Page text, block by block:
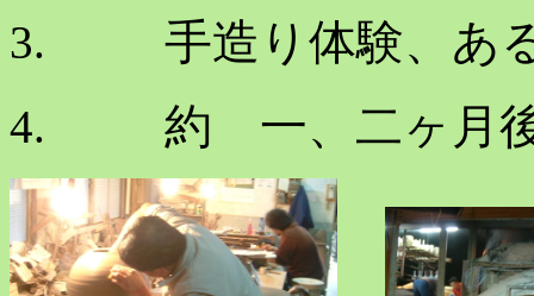
手造り体験、ある
約 一、二ヶ月